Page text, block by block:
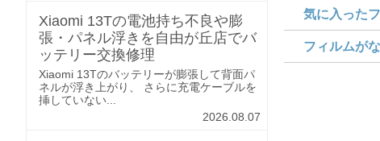
Xiaomi 13Tの電池持ち不良や膨
張・パネル浮きを自由が丘店でバ
ッテリー交換修理
Xiaomi 13Tのバッテリーが膨張して背面パ
ネルが浮き上がり、 さらに充電ケーブルを
挿していない...
2026.08.07
気に入った
フィルムが